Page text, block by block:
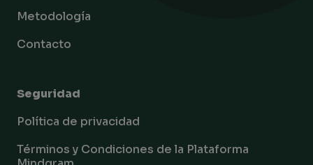
Metodología
Contacto
Seguridad
Política de privacidad
Términos y Condiciones de la Plataforma